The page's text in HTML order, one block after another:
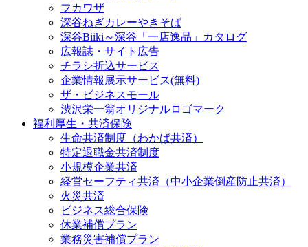
フカワザ
深谷ねぎカレーやきそば
深谷Biiki～深谷「一店逸品」カタログ
広報誌・サイト広告
チラシ折込サービス
企業情報展示サービス(無料)
ザ・ビジネスモール
渋沢栄一翁オリジナルロゴマーク
福利厚生・共済保険
生命共済制度（わかば共済）
特定退職金共済制度
小規模企業共済
経営セーフティ共済（中小企業倒産防止共済）
火災共済
ビジネス総合保険
休業補償プラン
業務災害補償プラン